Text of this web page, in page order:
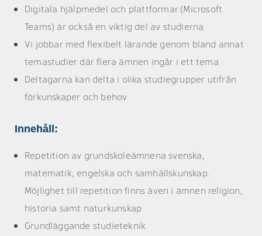
Digitala hjälpmedel och plattformar (Microsoft
Teams) är också en viktig del av studierna
Vi jobbar med flexibelt lärande genom bland annat
temastudier där flera ämnen ingår i ett tema
Deltagarna kan delta i olika studiegrupper utifrån
förkunskaper och behov
Innehåll:
Repetition av grundskoleämnena svenska,
matematik, engelska och samhällskunskap.
Möjlighet till repetition finns även i ämnen religion,
historia samt naturkunskap
Grundläggande studieteknik